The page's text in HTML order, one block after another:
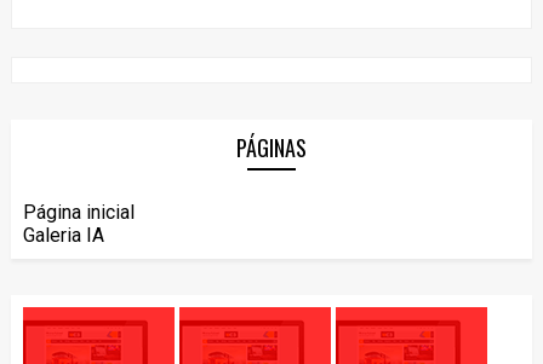
PÁGINAS
Página inicial
Galeria IA